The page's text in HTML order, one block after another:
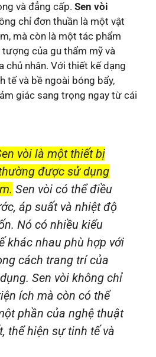
và đẳng cấp. Sen vòi
chỉ đơn thuần là một vật
mà còn là một tác phẩm
của gu thẩm mỹ và
chủ nhân. Với thiết kế dạng
tế và bề ngoài bóng bẩy,
giác sang trọng ngay từ cái
vòi là một thiết bị
được sử dụng
Sen vòi có thể điều
áp suất và nhiệt độ
Nó có nhiều kiểu
khác nhau phù hợp với
cách trang trí của
Sen vòi không chỉ
ích mà còn có thể
phần của nghệ thuật
thể hiện sự tinh tế và